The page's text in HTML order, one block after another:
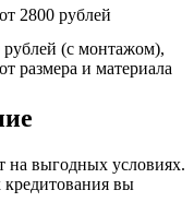
от 2800 рублей
рублей (с монтажом),
размера и материала
на выгодных условиях.
вы